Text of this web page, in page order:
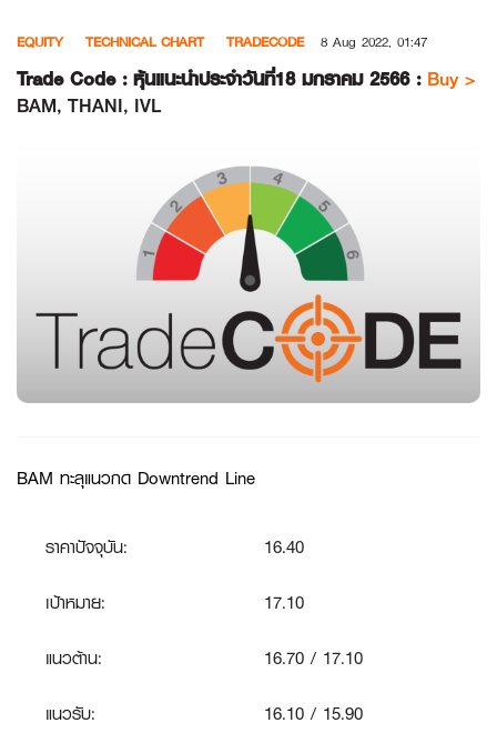
content
EQUITY TECHNICAL CHART TRADECODE 8 Aug 2022, 01:47
Trade Code : หุ้นแนะนำประจำวันที่18 มกราคม 2566 : Buy >
BAM, THANI, IVL
BAM ทะลุแนวกด Downtrend Line
ราคาปัจจุบัน:
16.40
เป้าหมาย:
17.10
แนวต้าน:
16.70 / 17.10
แนวรับ:
16.10 / 15.90